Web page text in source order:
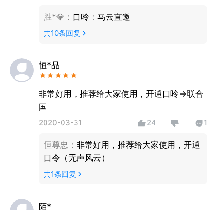
放心多了，直接下手，直接优惠。
胜*💎： 口呤：马云直邀
共10条回复
恒*品
非常好用，推荐给大家使用，开通口呤=>联合
国
2020-03-31 24 1
恒尊忠 ： 非常好用，推荐给大家使用，开通
口令（无声风云）
共1条回复
陌*_